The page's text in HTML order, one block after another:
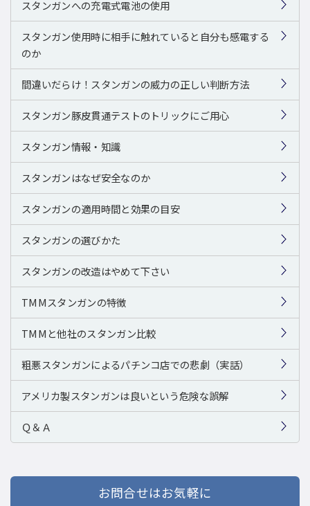
スタンガンへの充電式電池の使用
スタンガン使用時に相手に触れていると自分も感電する
のか
間違いだらけ！スタンガンの威力の正しい判断方法
スタンガン豚皮貫通テストのトリックにご用心
スタンガン情報・知識
スタンガンはなぜ安全なのか
スタンガンの適用時間と効果の目安
スタンガンの選びかた
スタンガンの改造はやめて下さい
TMMスタンガンの特徴
TMMと他社のスタンガン比較
粗悪スタンガンによるパチンコ店での悲劇（実話）
アメリカ製スタンガンは良いという危険な誤解
Ｑ＆Ａ
お問合せはお気軽に